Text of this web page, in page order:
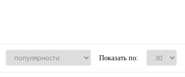
Показать по: